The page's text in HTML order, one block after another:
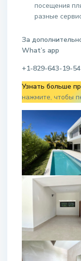
посещения
разные
За
What’s app
+1-829-643-19-54
Узнать больше
нажмите, чтобы